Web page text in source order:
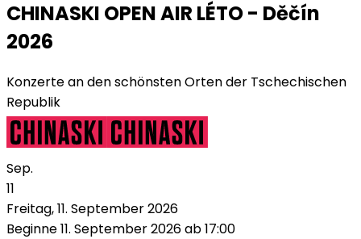
CHINASKI OPEN AIR LÉTO - Děčín
2026
Konzerte an den schönsten Orten der Tschechischen
Republik
Sep.
11
Freitag, 11. September 2026
Beginne 11. September 2026 ab 17:00